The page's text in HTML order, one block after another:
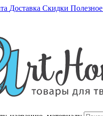
Доставка Скидки Полезное